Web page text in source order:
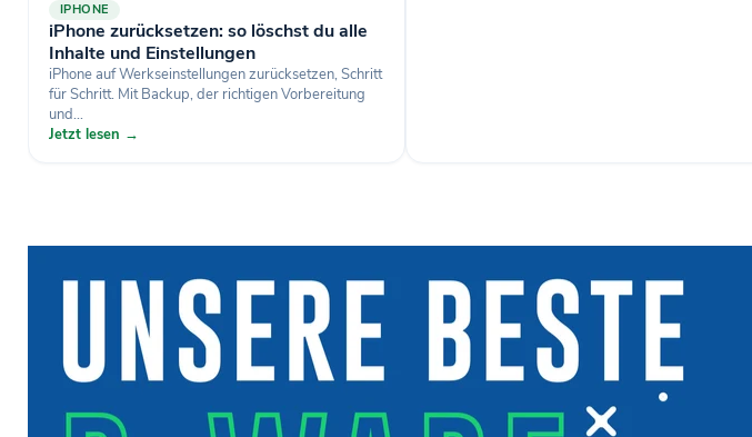
IPHONE
iPhone zurücksetzen: so löschst du alle
Inhalte und Einstellungen
iPhone auf Werkseinstellungen zurücksetzen, Schritt
für Schritt. Mit Backup, der richtigen Vorbereitung
und...
Jetzt lesen →